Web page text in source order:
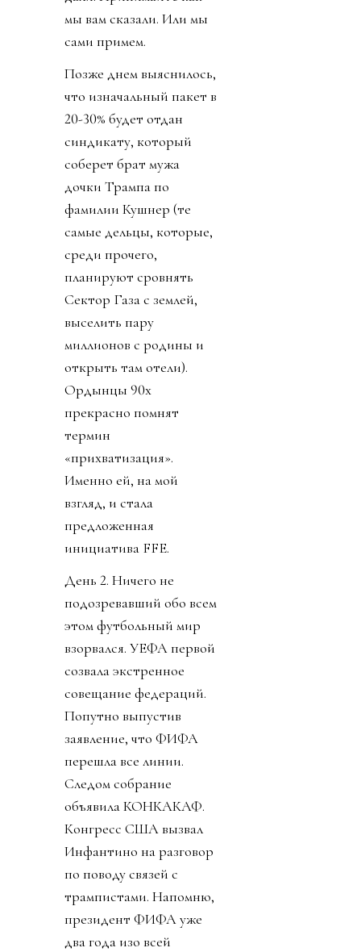
мы вам сказали. Или мы
сами примем.
Позже днем выяснилось,
что изначальный пакет в
20-30% будет отдан
синдикату, который
соберет брат мужа
дочки Трампа по
фамилии Кушнер (те
самые дельцы, которые,
среди прочего,
планируют сровнять
Сектор Газа с землей,
выселить пару
миллионов с родины и
открыть там отели).
Ордынцы 90х
прекрасно помнят
термин
«прихватизация».
Именно ей, на мой
взгляд, и стала
предложенная
инициатива FFE.
День 2. Ничего не
подозревавший обо всем
этом футбольный мир
взорвался. УЕФА первой
созвала экстренное
совещание федераций.
Попутно выпустив
заявление, что ФИФА
перешла все линии.
Следом собрание
объявила КОНКАКАФ.
Конгресс США вызвал
Инфантино на разговор
по поводу связей с
трампистами. Напомню,
президент ФИФА уже
два года изо всей